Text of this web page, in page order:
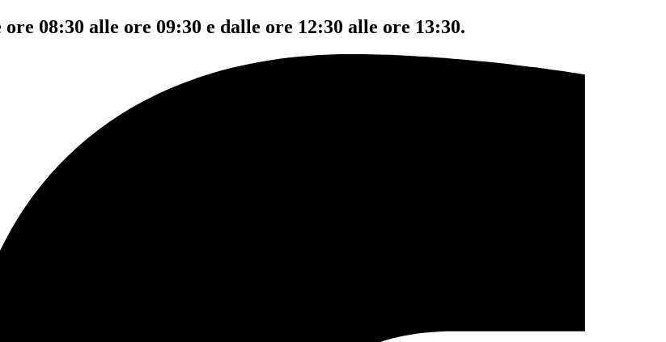
08:30 alle ore 09:30 e dalle ore 12:30 alle ore 13:30.